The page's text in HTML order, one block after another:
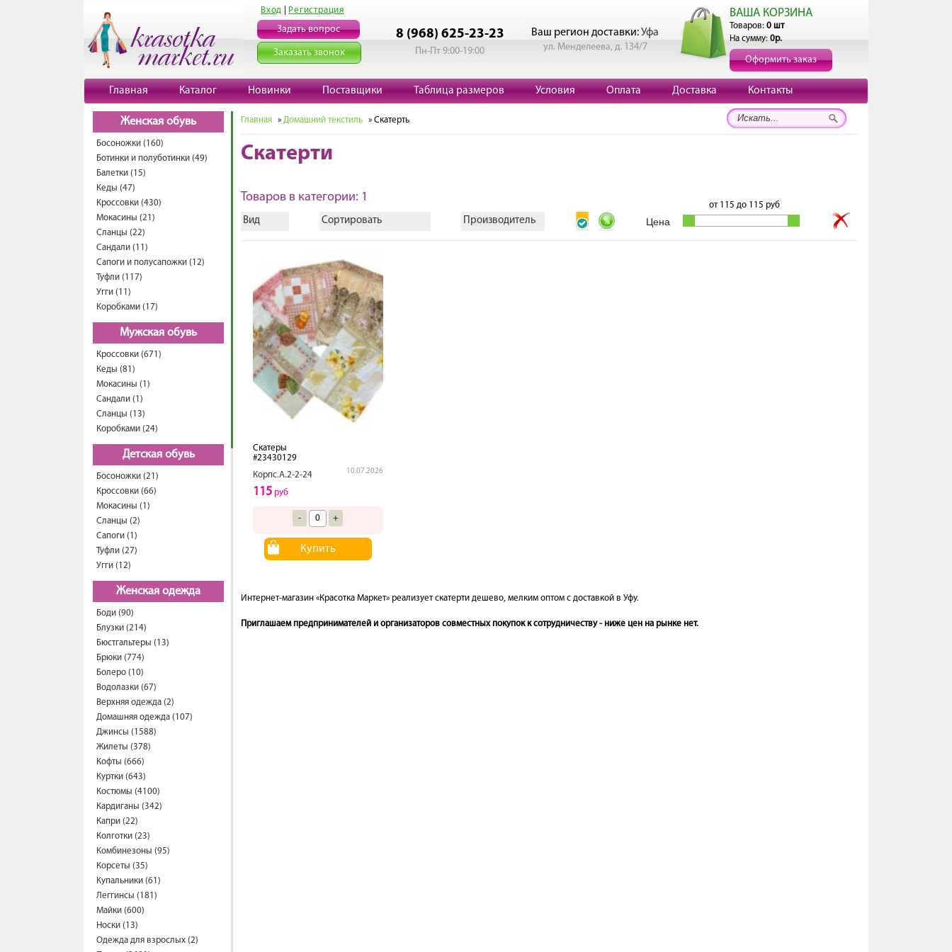
Вход Регистрация
Задать вопрос
Заказать звонок
8 (968) 625-23-23
Пн-Пт 9:00-19:00
Ваш регион доставки:Уфа
ул. Менделеева, д. 134/7
ВАША КОРЗИНА
Товаров: 0 шт
На сумму: 0р.
Оформить заказ
Главная Каталог Новинки Поставщики Таблица размеров Условия Оплата Доставка Контакты
Женская обувь
Босоножки (160)
Ботинки и полуботинки (49)
Балетки (15)
Кеды (47)
Кроссовки (430)
Мокасины (21)
Сланцы (22)
Сандали (11)
Сапоги и полусапожки (12)
Туфли (117)
Угги (11)
Коробками (17)
Мужская обувь
Кроссовки (671)
Кеды (81)
Мокасины (1)
Сандали (1)
Сланцы (13)
Коробками (24)
Детская обувь
Босоножки (21)
Кроссовки (66)
Мокасины (1)
Сланцы (2)
Сапоги (1)
Туфли (27)
Угги (12)
Женская одежда
Боди (90)
Блузки (214)
Бюстгальтеры (13)
Брюки (774)
Болеро (10)
Водолазки (67)
Верхняя одежда (2)
Домашняя одежда (107)
Джинсы (1588)
Жилеты (378)
Кофты (666)
Куртки (643)
Костюмы (4100)
Кардиганы (342)
Капри (22)
Колготки (23)
Комбинезоны (95)
Корсеты (35)
Купальники (61)
Леггинсы (181)
Майки (600)
Носки (13)
Одежда для взрослых (2)
Главная » Домашний текстиль » Скатерть
Скатерти
Товаров в категории: 1
Вид Сортировать Производитель
от 115 до 115 руб
Скатеры
#23430129
Корпс.А.2-2-24
10.07.2026
115 руб
- +
Купить
Интернет-магазин «Красотка Маркет» реализует скатерти дешево, мелким оптом с доставкой в Уфу.
Приглашаем предпринимателей и организаторов совместных покупок к сотрудничеству - ниже цен на рынке нет.